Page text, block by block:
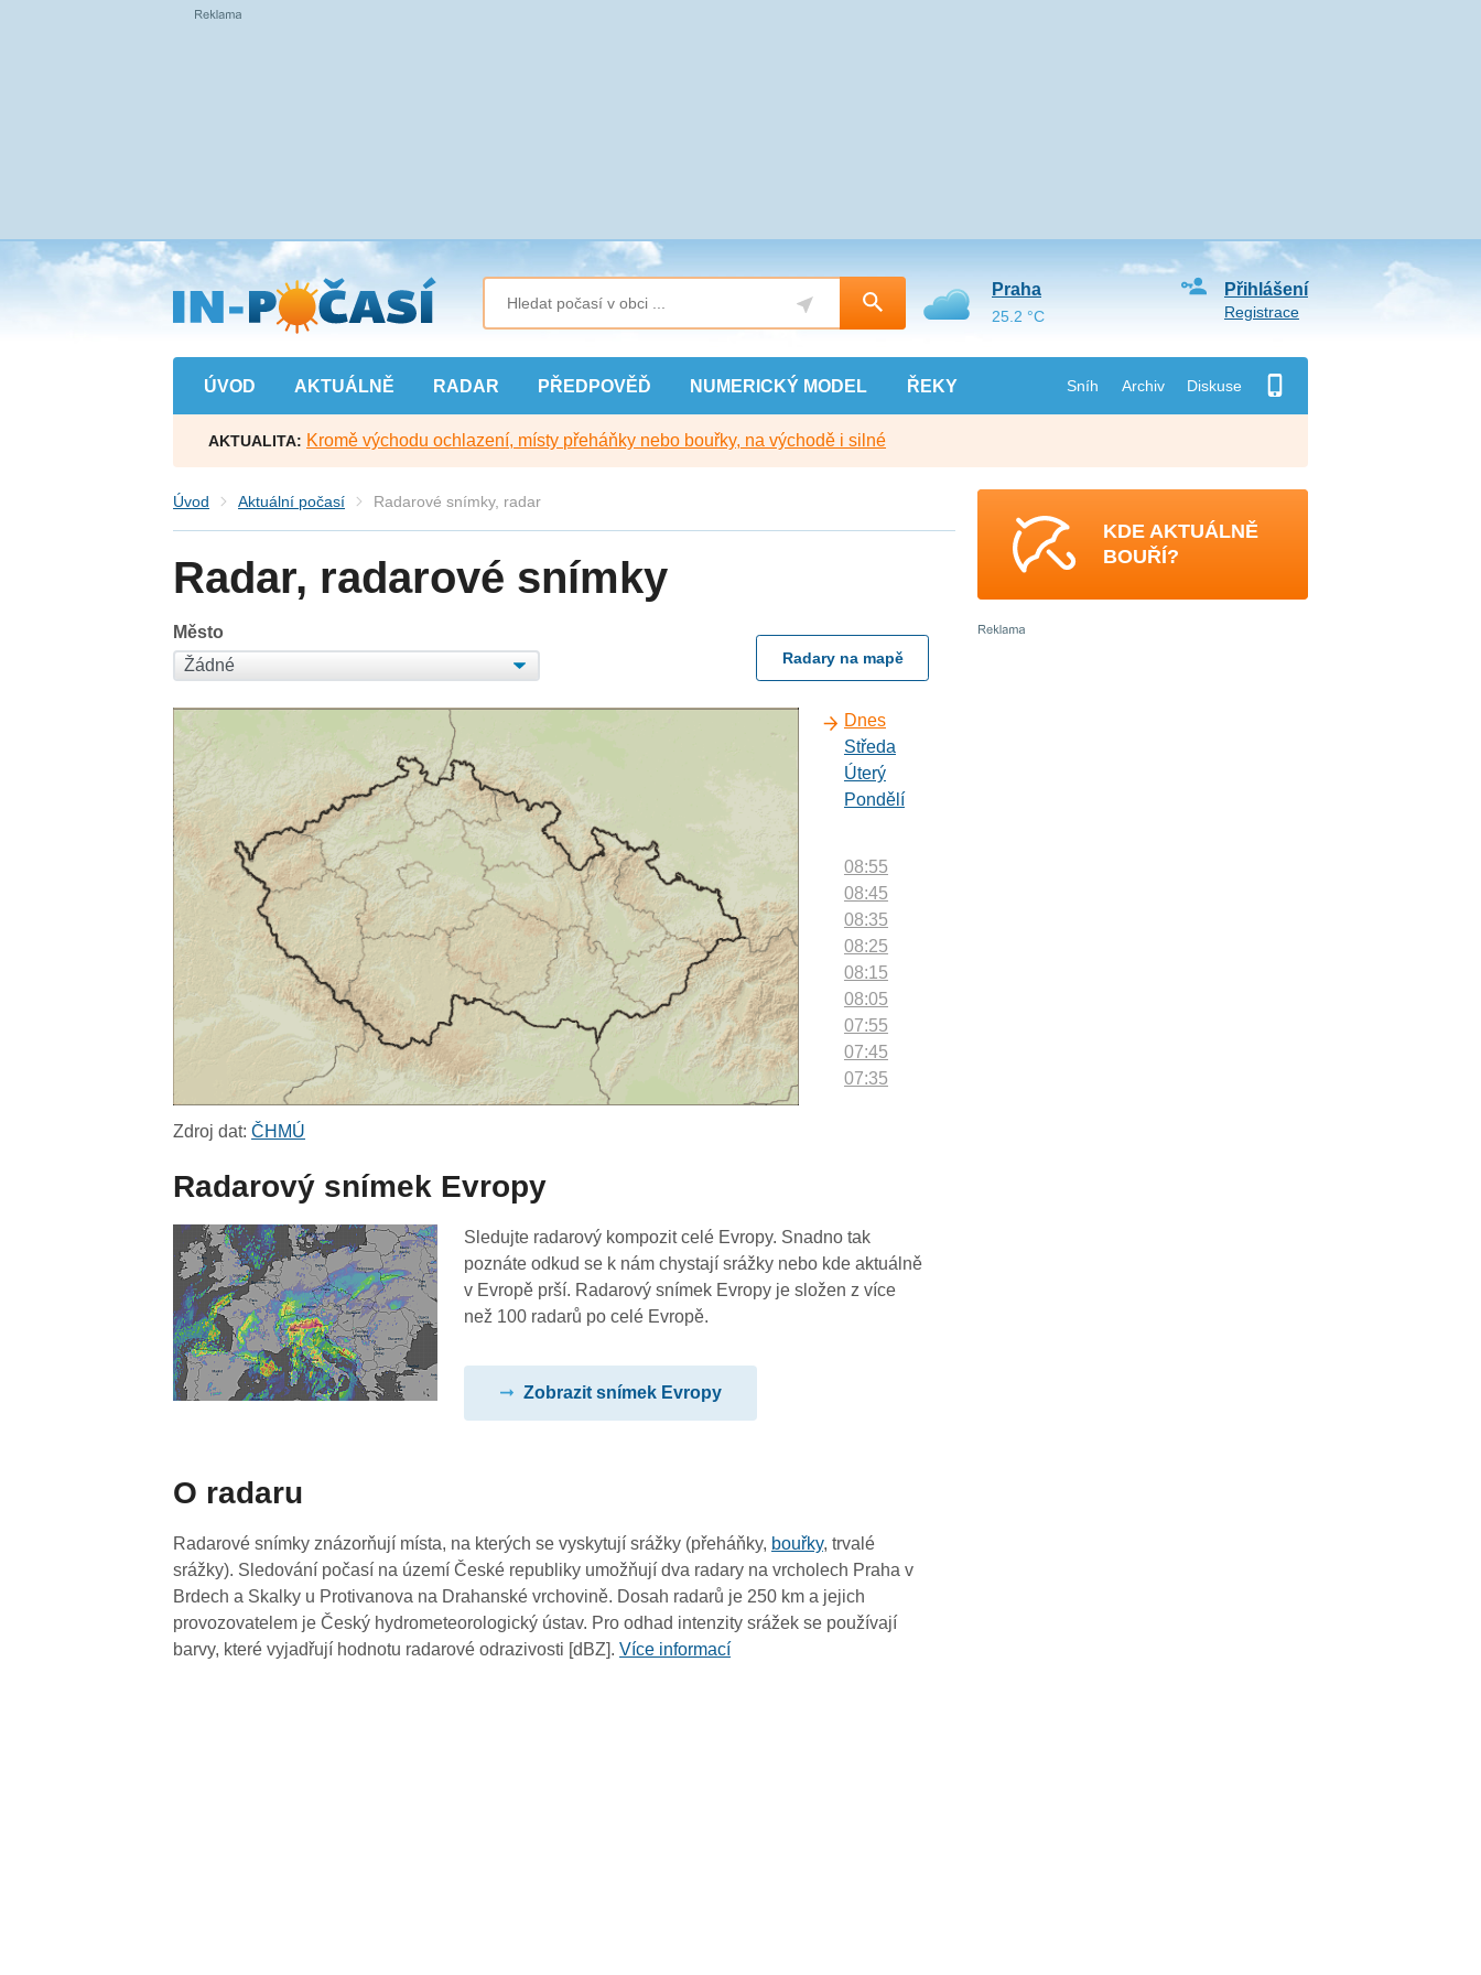
Přejít
na
hlavní
obsah
ÚVOD AKTUÁLNĚ RADAR PŘEDPOVĚĎ NUMERICKÝ MODEL ŘEKY Sníh Archiv Diskuse
Přihlášení
Registrace
Praha
25.2 °C
AKTUALITA: Kromě východu ochlazení, místy přeháňky nebo bouřky, na východě i silné
Úvod Aktuální počasí Radarové snímky, radar
Radar, radarové snímky
Město
Radary na mapě
Dnes
Středa
Úterý
Pondělí
08:55
08:45
08:35
08:25
08:15
08:05
07:55
07:45
07:35
06:35
06:25
06:15
04:35
04:25
04:15
04:05
Zdroj dat:ČHMÚ
Radarový snímek Evropy
Sledujte radarový kompozit celé Evropy. Snadno tak
poznáte odkud se k nám chystají srážky nebo kde aktuálně
v Evropě prší. Radarový snímek Evropy je složen z více
než 100 radarů po celé Evropě.
Zobrazit snímek Evropy
O radaru
Radarové snímky znázorňují místa, na kterých se vyskytují srážky (přeháňky, bouřky, trvalé
srážky). Sledování počasí na území České republiky umožňují dva radary na vrcholech Praha v
Brdech a Skalky u Protivanova na Drahanské vrchovině. Dosah radarů je 250 km a jejich
provozovatelem je Český hydrometeorologický ústav. Pro odhad intenzity srážek se používají
barvy, které vyjadřují hodnotu radarové odrazivosti [dBZ].Více informací
KDE AKTUÁLNĚ
BOUŘÍ?